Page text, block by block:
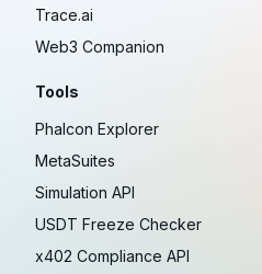
Trace.ai
Web3 Companion
Tools
Phalcon Explorer
MetaSuites
Simulation API
USDT Freeze Checker
x402 Compliance API